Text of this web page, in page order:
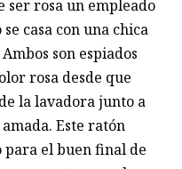
editorial: “En
rosa un empleado
casa con una chica
son espiados
rosa desde que